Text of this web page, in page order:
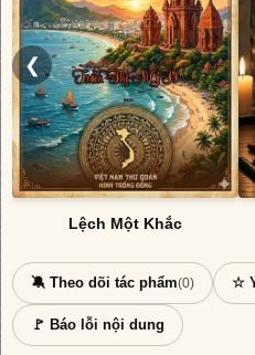
❮
Lệch Một Khắc
🔕 Theo dõi tác phẩm(0) ☆
🚩 Báo lỗi nội dung